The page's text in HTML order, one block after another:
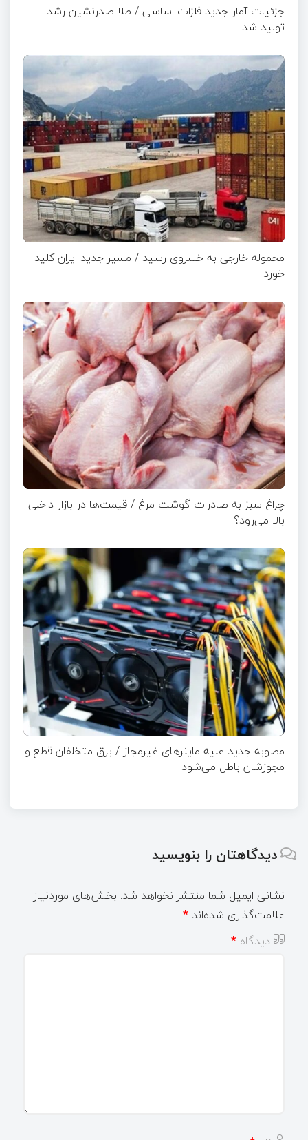
جزئیات آمار جدید فلزات اساسی / طلا صدرنشین رشد
تولید شد
محموله خارجی به خسروی رسید / مسیر جدید ایران کلید
خورد
چراغ سبز به صادرات گوشت مرغ / قیمت‌ها در بازار داخلی
بالا می‌رود؟
مصوبه جدید علیه ماینرهای غیرمجاز / برق متخلفان قطع و
مجوزشان باطل می‌شود
دیدگاهتان را بنویسید
نشانی ایمیل شما منتشر نخواهد شد. بخش‌های موردنیاز
علامت‌گذاری شده‌اند *
دیدگاه *